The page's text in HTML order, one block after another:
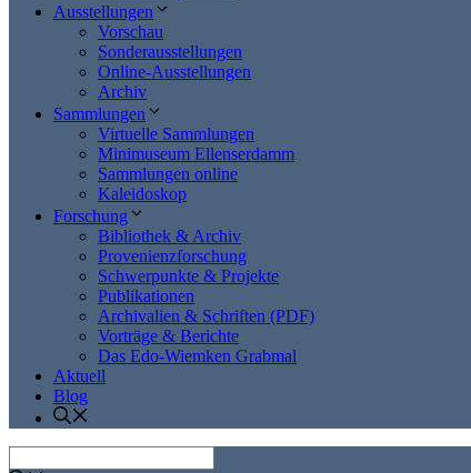
Ausstellungen
Vorschau
Sonderausstellungen
Online-Ausstellungen
Archiv
Sammlungen
Virtuelle Sammlungen
Minimuseum Ellenserdamm
Sammlungen online
Kaleidoskop
Forschung
Bibliothek & Archiv
Provenienzforschung
Schwerpunkte & Projekte
Publikationen
Archivalien & Schriften (PDF)
Vorträge & Berichte
Das Edo-Wiemken Grabmal
Aktuell
Blog